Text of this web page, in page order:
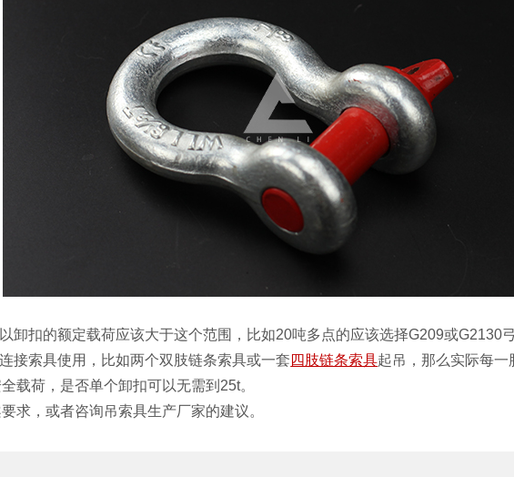
卸扣的额定载荷应该大于这个范围，比如20吨多点的应该选择G209或G2130
接索具使用，比如两个双肢链条索具或一套 四肢链条索具起吊，那么实际每
载荷，是否单个卸扣可以无需到25t。
求，或者咨询吊索具生产厂家的建议。